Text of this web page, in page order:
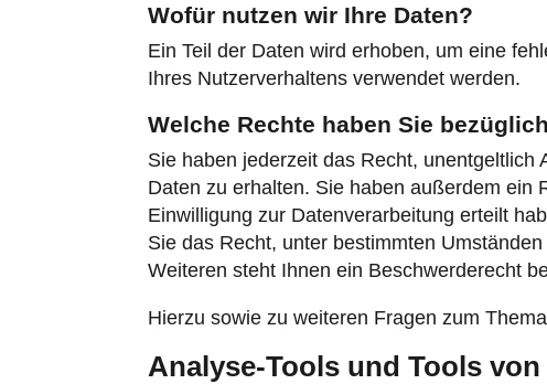
Wofür nutzen wir Ihre Daten?
Ein Teil der Daten wird erhoben, um eine
Ihres Nutzerverhaltens verwendet werden.
Welche Rechte haben Sie
Sie haben jederzeit das Recht,
Daten zu erhalten. Sie haben außerdem ein
Einwilligung zur Datenverarbeitung erteilt
Sie das Recht, unter bestimmten
Weiteren steht Ihnen ein Beschwerderecht
Hierzu sowie zu weiteren Fragen zum
Analyse-Tools und Tools